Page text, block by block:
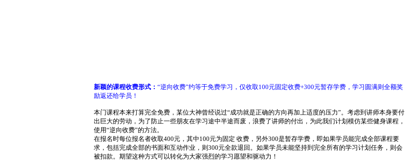
新颖的课程收费形式： “逆向收费”约等于免费学习，仅收取100元固定收费+300元暂存学费，学习圆满则全额奖
励返还给学员！
本门课程本来打算完全免费，某位大神曾经说过“成功就是正确的方向再加上适度的压力”。考虑到讲师本身要付
出巨大的劳动，为了防止一些朋友在学习途中半途而废，浪费了讲师的付出，为此我们计划模仿某些健身课程，
使用“逆向收费”的方法。
在报名时每位报名者收取400元，其中100元为固定 收费 ，另外300是暂存学费，即如果学员能完成全部课程要
求，包括完成全部的书面和互动作业，则300元全款退回。如果学员未能坚持到完全所有的学习计划任务，则会
被扣款。期望这种方式可以转化为大家强烈的学习愿望和驱动力！